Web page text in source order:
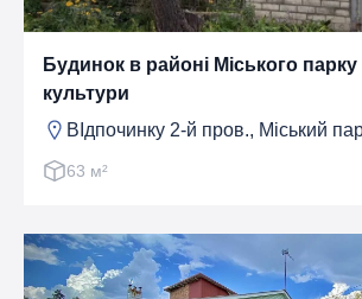
Будинок в районі Міського парку
культури
63 м²